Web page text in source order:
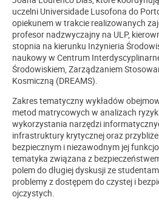
uczelni Universidade Lusofona do
opiekunem w trakcie realizowanych
profesor nadzwyczajny na ULP,
stopnia na kierunku Inżynieria
naukowy w Centrum
Środowiskiem, Zarządzaniem
Kosmiczną (DREAMS).
Zakres tematyczny wykładów
metod matrycowych w analizach
wykorzystania narzędzi
infrastruktury krytycznej oraz
bezpiecznym i niezawodnym jej
tematyka związana z
polem do długiej dyskusji ze
problemy z dostępem do czystej i
ojczystych.